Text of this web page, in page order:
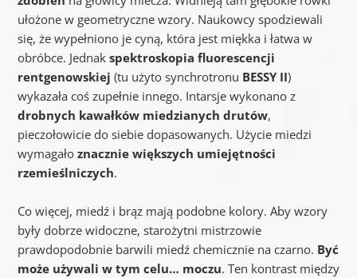
ułożone w geometryczne wzory. Naukowcy spodziewali
się, że wypełniono je cyną, która jest miękka i łatwa w
obróbce. Jednak spektroskopia fluorescencji
rentgenowskiej (tu użyto synchrotronu BESSY II)
wykazała coś zupełnie innego. Intarsje wykonano z
drobnych kawałków miedzianych drutów,
pieczołowicie do siebie dopasowanych. Użycie miedzi
wymagało znacznie większych umiejętności
rzemieślniczych.
Co więcej, miedź i brąz mają podobne kolory. Aby wzory
były dobrze widoczne, starożytni mistrzowie
prawdopodobnie barwili miedź chemicznie na czarno. Być
może używali w tym celu… moczu. Ten kontrast między